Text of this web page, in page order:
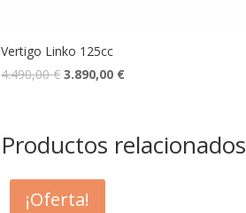
Vertigo Linko 125cc
4.490,00€ 3.890,00 €
Productos relacionados
¡Oferta!